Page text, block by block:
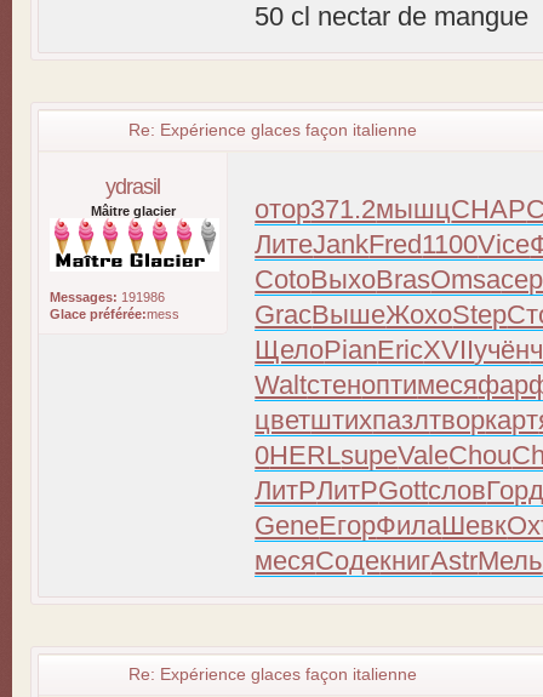
50 cl nectar de mangue
Re: Expérience glaces façon italienne
ydrasil
Mâitre glacier
Messages: 191986
Glace préférée:mess
отор371.2мышцCHAP
ЛитеJankFred1100Vice
CotoВыхоBrasOmsa
GracВышеЖохоStep
ЩелоPianEricXVIIучён
Waltстеноптимеся
цветштихпазлтворкарт
0HERLsupeValeChou
ЛитРЛитРGottслов
GeneЕгорФилаШевк
месяСодекнигAstrМель
Re: Expérience glaces façon italienne